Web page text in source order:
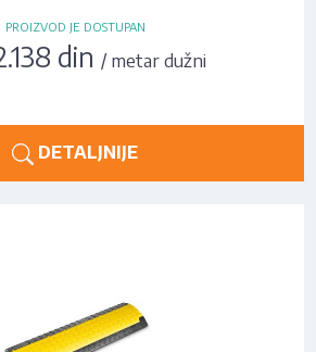
PROIZVOD JE DOSTUPAN
din / metar dužni
DETALJNIJE